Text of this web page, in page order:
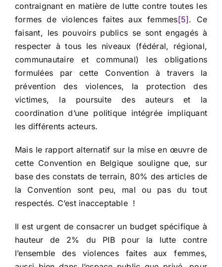
contraignant en matière de lutte contre toutes les
formes de violences faites aux femmes[5]. Ce
faisant, les pouvoirs publics se sont engagés à
respecter à tous les niveaux (fédéral, régional,
communautaire et communal) les obligations
formulées par cette Convention à travers la
prévention des violences, la protection des
victimes, la poursuite des auteurs et la
coordination d’une politique intégrée impliquant
les différents acteurs.
Mais le rapport alternatif sur la mise en œuvre de
cette Convention en Belgique souligne que, sur
base des constats de terrain, 80% des articles de
la Convention sont peu, mal ou pas du tout
respectés. C’est inacceptable !
Il est urgent de consacrer un budget spécifique à
hauteur de 2% du PIB pour la lutte contre
l’ensemble des violences faites aux femmes,